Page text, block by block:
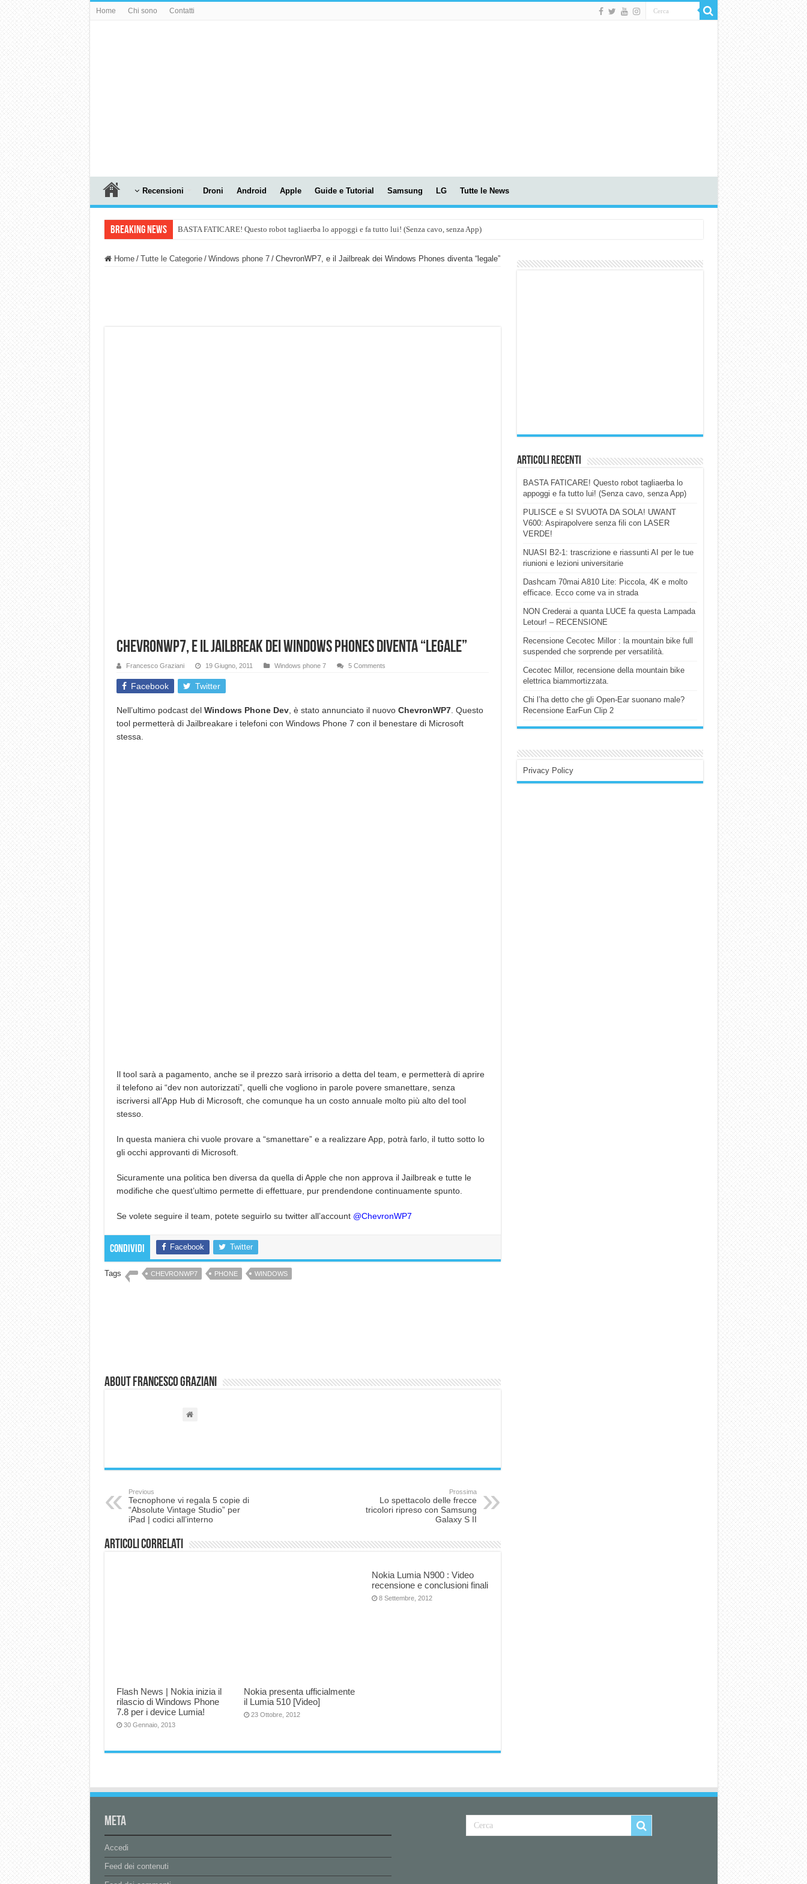
Home Chi sono Contatti
Recensioni Droni Android Apple Guide e Tutorial Samsung LG Tutte le News
Breaking News BASTA FATICARE! Questo robot tagliaerba lo appoggi e fa tutto lui! (Senza cavo, senza App)
Home / Tutte le Categorie / Windows phone 7 / ChevronWP7, e il Jailbreak dei Windows Phones diventa “legale”
ChevronWP7, e il Jailbreak dei Windows Phones diventa “legale”
Francesco Graziani 19 Giugno, 2011 Windows phone 7 5 Comments
Facebook Twitter
Nell’ultimo podcast del Windows Phone Dev, è stato annunciato il nuovo ChevronWP7. Questo
tool permetterà di Jailbreakare i telefoni con Windows Phone 7 con il benestare di Microsoft
stessa.
Il tool sarà a pagamento, anche se il prezzo sarà irrisorio a detta del team, e permetterà di aprire
il telefono ai “dev non autorizzati”, quelli che vogliono in parole povere smanettare, senza
iscriversi all’App Hub di Microsoft, che comunque ha un costo annuale molto più alto del tool
stesso.
In questa maniera chi vuole provare a “smanettare” e a realizzare App, potrà farlo, il tutto sotto lo
gli occhi approvanti di Microsoft.
Sicuramente una politica ben diversa da quella di Apple che non approva il Jailbreak e tutte le
modifiche che quest’ultimo permette di effettuare, pur prendendone continuamente spunto.
Se volete seguire il team, potete seguirlo su twitter all’account @ChevronWP7
Condividi Facebook Twitter
Tags CHEVRONWP7 PHONE WINDOWS
About Francesco Graziani
Previous
Tecnophone vi regala 5 copie di
“Absolute Vintage Studio” per
iPad | codici all’interno
Prossima
Lo spettacolo delle frecce
tricolori ripreso con Samsung
Galaxy S II
Articoli correlati
Flash News | Nokia inizia il
rilascio di Windows Phone
7.8 per i device Lumia!
30 Gennaio, 2013
Nokia presenta ufficialmente
il Lumia 510 [Video]
23 Ottobre, 2012
Nokia Lumia N900 : Video
recensione e conclusioni finali
8 Settembre, 2012
Articoli Recenti
BASTA FATICARE! Questo robot tagliaerba lo
appoggi e fa tutto lui! (Senza cavo, senza App)
PULISCE e SI SVUOTA DA SOLA! UWANT
V600: Aspirapolvere senza fili con LASER
VERDE!
NUASI B2-1: trascrizione e riassunti AI per le tue
riunioni e lezioni universitarie
Dashcam 70mai A810 Lite: Piccola, 4K e molto
efficace. Ecco come va in strada
NON Crederai a quanta LUCE fa questa Lampada
Letour! – RECENSIONE
Recensione Cecotec Millor : la mountain bike full
suspended che sorprende per versatilità.
Cecotec Millor, recensione della mountain bike
elettrica biammortizzata.
Chi l’ha detto che gli Open-Ear suonano male?
Recensione EarFun Clip 2
Privacy Policy
Meta
Accedi
Feed dei contenuti